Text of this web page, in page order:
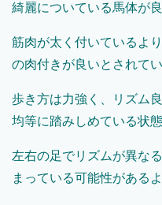
綺麗についている馬体が
筋肉が太く付いているよ
の肉付きが良いとされてい
歩き方は力強く、リズム
均等に踏みしめている状
左右の足でリズムが異な
まっている可能性があるよ